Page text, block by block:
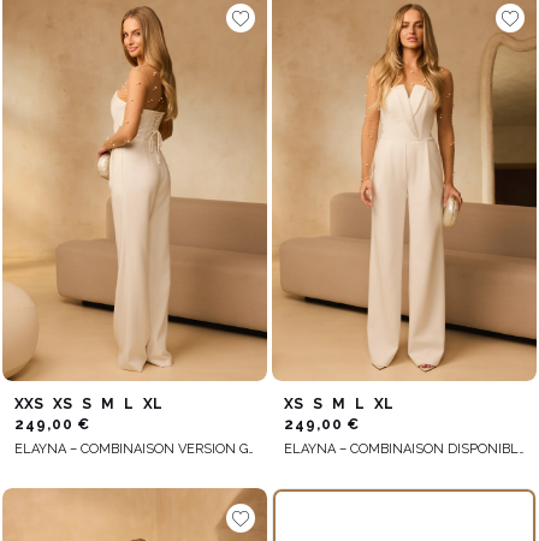
XXS XS S M L
XL
249,00 €
ELAYNA – COMBINAISON VERSION GRANDE TAILLE
XS S M L
XL
249,00 €
ELAYNA – COMBINAISON DISPONIBLE EN DEUX VARIANTES SELON LA TAILLE